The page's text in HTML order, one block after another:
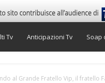
Tv Anticipazioni Tv Soap
al Grande Fratello Vip, il fratello